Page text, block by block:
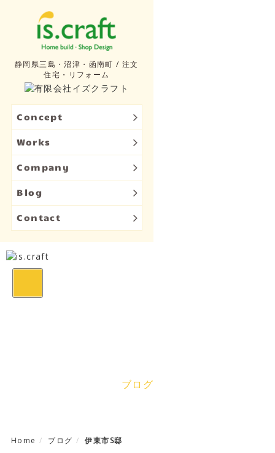
静岡県三島・沼津・函南町 / 注文
住宅・リフォーム
Concept
Works
Company
Blog
Contact
ブログ
Home ブログ 伊東市S邸